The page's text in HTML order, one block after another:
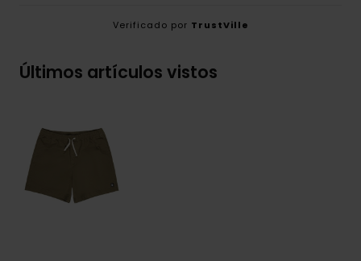
Verificado por TrustVille
Últimos artículos vistos